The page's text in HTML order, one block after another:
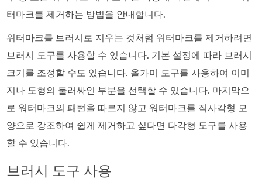
터마크를 제거하는 방법을 안내합니다.
워터마크를 브러시로 지우는 것처럼 워터마크를 제거하려면
브러시 도구를 사용할 수 있습니다. 기본 설정에 따라 브러시
크기를 조정할 수도 있습니다. 올가미 도구를 사용하여 이미
지나 도형의 둘러싸인 부분을 선택할 수 있습니다. 마지막으
로 워터마크의 패턴을 따르지 않고 워터마크를 직사각형 모
양으로 강조하여 쉽게 제거하고 싶다면 다각형 도구를 사용
할 수 있습니다.
브러시 도구 사용